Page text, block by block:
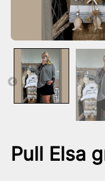
Pull Elsa